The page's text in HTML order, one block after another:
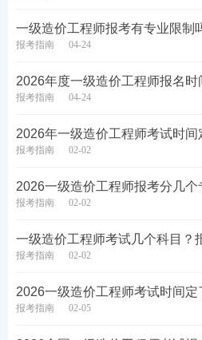
安装工程（机电、管道、智能
交通运输工程（公路、水运等）
水利工程（水利水电项目）
己目前从事的工作内容自由选
各专业特点：
1、土木建筑工程：公认最容
考点重复率高，备考资料最丰
2、安装工程：难度中等
。涉
一级造价工程师报考有专业限制
报考指南 04-24
2026年度一级造价工程师报名时
报考指南 04-24
2026年一级造价工程师考试时间
报考指南 02-02
2026一级造价工程师报考分几个
报考指南 02-02
一级造价工程师考试几个科目？
报考指南 02-02
2026一级造价工程师考试时间定
报考指南 02-05